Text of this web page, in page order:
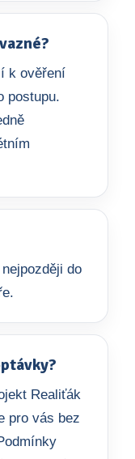
k ověření
postupu.
do
Realiťák
pro vás bez